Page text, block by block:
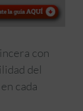
con
del
cada